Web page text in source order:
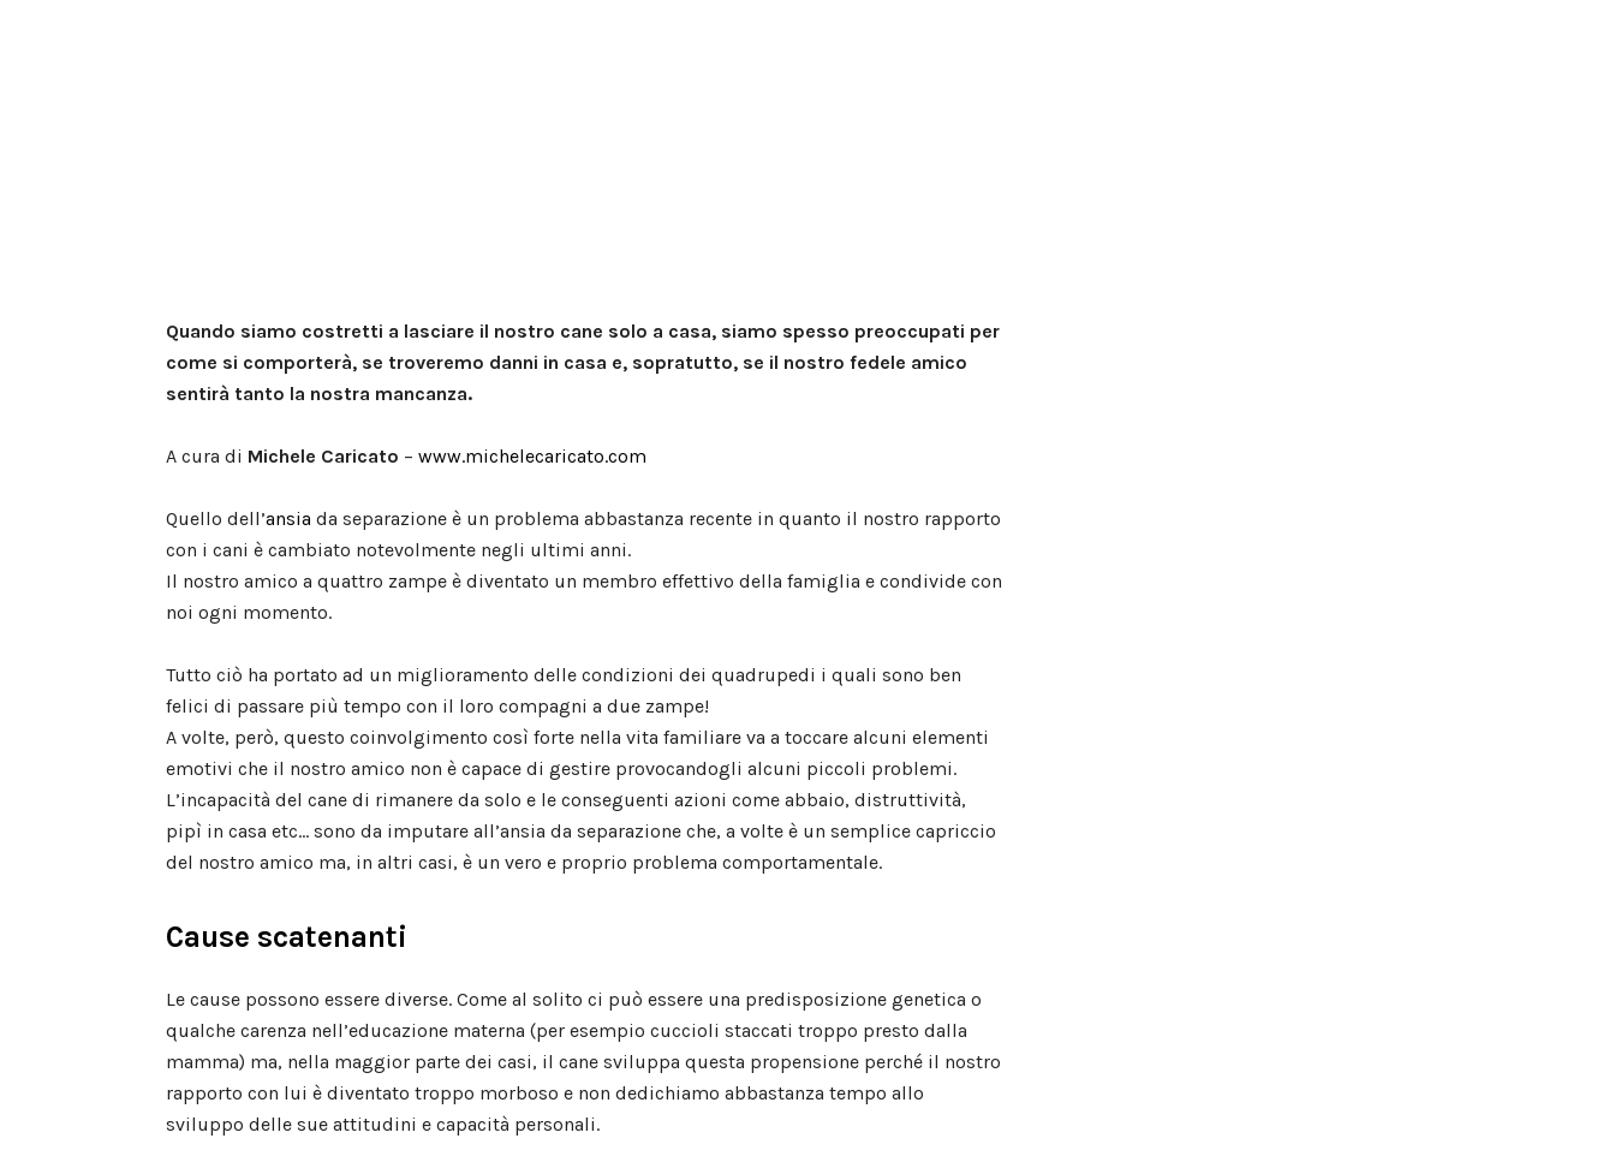
Quando siamo costretti a lasciare il nostro cane solo a casa, siamo spesso preoccupati per
come si comporterà, se troveremo danni in casa e, sopratutto, se il nostro fedele amico
sentirà tanto la nostra mancanza.
A cura di Michele Caricato – www.michelecaricato.com
Quello dell’ansia da separazione è un problema abbastanza recente in quanto il nostro rapporto
con i cani è cambiato notevolmente negli ultimi anni.
Il nostro amico a quattro zampe è diventato un membro effettivo della famiglia e condivide con
noi ogni momento.
Tutto ciò ha portato ad un miglioramento delle condizioni dei quadrupedi i quali sono ben
felici di passare più tempo con il loro compagni a due zampe!
A volte, però, questo coinvolgimento così forte nella vita familiare va a toccare alcuni elementi
emotivi che il nostro amico non è capace di gestire provocandogli alcuni piccoli problemi.
L’incapacità del cane di rimanere da solo e le conseguenti azioni come abbaio, distruttività,
pipì in casa etc… sono da imputare all’ansia da separazione che, a volte è un semplice capriccio
del nostro amico ma, in altri casi, è un vero e proprio problema comportamentale.
Cause scatenanti
Le cause possono essere diverse. Come al solito ci può essere una predisposizione genetica o
qualche carenza nell’educazione materna (per esempio cuccioli staccati troppo presto dalla
mamma) ma, nella maggior parte dei casi, il cane sviluppa questa propensione perché il nostro
rapporto con lui è diventato troppo morboso e non dedichiamo abbastanza tempo allo
sviluppo delle sue attitudini e capacità personali.